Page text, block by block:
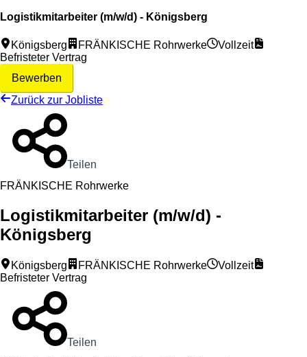
Logistikmitarbeiter (m/w/d) - Königsberg
Königsberg FRÄNKISCHE Rohrwerke
Vollzeit
Befristeter Vertrag
Bewerben
Zurück zur Jobliste
Teilen
FRÄNKISCHE Rohrwerke
Logistikmitarbeiter (m/w/d) -
Königsberg
Königsberg FRÄNKISCHE Rohrwerke
Vollzeit
Befristeter Vertrag
Teilen